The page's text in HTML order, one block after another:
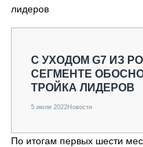
МЕРОПРИЯТИЯ
СТАТЬИ ПО
лидеров
С УХОДОМ G7 ИЗ
СЕГМЕНТЕ
ТРОЙКА ЛИДЕРОВ
5 июля 2022Новости
По итогам первых шести